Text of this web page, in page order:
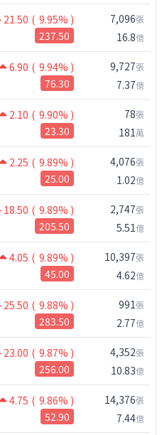
21.50 ( 9.95% )
237.50
7,096張
16.8億
6.90 ( 9.94% )
76.30
9,727張
7.37億
2.10 ( 9.90% )
23.30
78張
181萬
2.25 ( 9.89% )
25.00
4,076張
1.02億
18.50 ( 9.89% )
205.50
2,747張
5.51億
4.05 ( 9.89% )
45.00
10,397張
4.62億
25.50 ( 9.88% )
283.50
991張
2.77億
23.00 ( 9.87% )
256.00
4,352張
10.83億
4.75 ( 9.86% )
52.90
14,376張
7.44億